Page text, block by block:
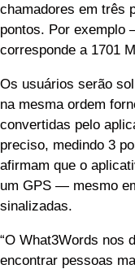
chamadores em três
pontos. Por
corresponde a 1701
Os usuários serão
na mesma ordem
convertidas pelo
preciso, medindo 3
afirmam que o
um GPS — mesmo
sinalizadas.
“O What3Words nos
encontrar pessoas